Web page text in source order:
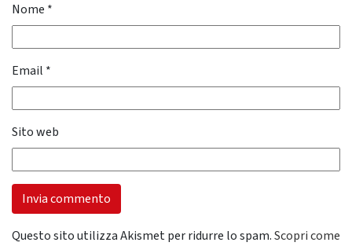
Nome *
Email *
Sito web
Questo sito utilizza Akismet per ridurre lo spam.Scopri come